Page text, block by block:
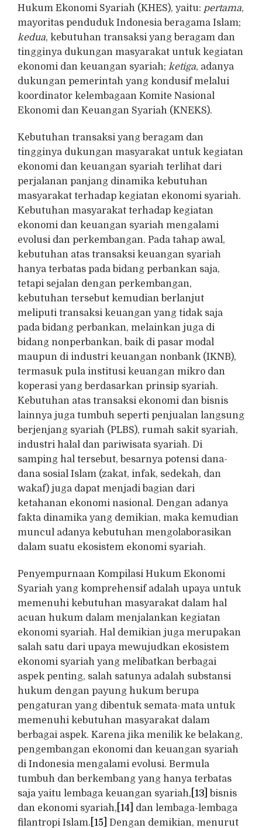
Hukum Ekonomi Syariah (KHES), yaitu: pertama,
mayoritas penduduk Indonesia beragama Islam;
kedua, kebutuhan transaksi yang beragam dan
tingginya dukungan masyarakat untuk kegiatan
ekonomi dan keuangan syariah; ketiga, adanya
dukungan pemerintah yang kondusif melalui
koordinator kelembagaan Komite Nasional
Ekonomi dan Keuangan Syariah (KNEKS).
Kebutuhan transaksi yang beragam dan
tingginya dukungan masyarakat untuk kegiatan
ekonomi dan keuangan syariah terlihat dari
perjalanan panjang dinamika kebutuhan
masyarakat terhadap kegiatan ekonomi syariah.
Kebutuhan masyarakat terhadap kegiatan
ekonomi dan keuangan syariah mengalami
evolusi dan perkembangan. Pada tahap awal,
kebutuhan atas transaksi keuangan syariah
hanya terbatas pada bidang perbankan saja,
tetapi sejalan dengan perkembangan,
kebutuhan tersebut kemudian berlanjut
meliputi transaksi keuangan yang tidak saja
pada bidang perbankan, melainkan juga di
bidang nonperbankan, baik di pasar modal
maupun di industri keuangan nonbank (IKNB),
termasuk pula institusi keuangan mikro dan
koperasi yang berdasarkan prinsip syariah.
Kebutuhan atas transaksi ekonomi dan bisnis
lainnya juga tumbuh seperti penjualan langsung
berjenjang syariah (PLBS), rumah sakit syariah,
industri halal dan pariwisata syariah. Di
samping hal tersebut, besarnya potensi dana-
dana sosial Islam (zakat, infak, sedekah, dan
wakaf) juga dapat menjadi bagian dari
ketahanan ekonomi nasional. Dengan adanya
fakta dinamika yang demikian, maka kemudian
muncul adanya kebutuhan mengolaborasikan
dalam suatu ekosistem ekonomi syariah.
Penyempurnaan Kompilasi Hukum Ekonomi
Syariah yang komprehensif adalah upaya untuk
memenuhi kebutuhan masyarakat dalam hal
acuan hukum dalam menjalankan kegiatan
ekonomi syariah. Hal demikian juga merupakan
salah satu dari upaya mewujudkan ekosistem
ekonomi syariah yang melibatkan berbagai
aspek penting, salah satunya adalah substansi
hukum dengan payung hukum berupa
pengaturan yang dibentuk semata-mata untuk
memenuhi kebutuhan masyarakat dalam
berbagai aspek. Karena jika menilik ke belakang,
pengembangan ekonomi dan keuangan syariah
di Indonesia mengalami evolusi. Bermula
tumbuh dan berkembang yang hanya terbatas
saja yaitu lembaga keuangan syariah, [13]
bisnis
dan ekonomi syariah, [14]
dan lembaga-lembaga
filantropi Islam. [15]
Dengan demikian, menurut